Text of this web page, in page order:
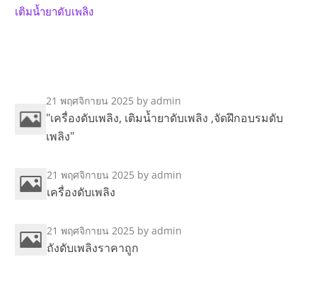
เติมน้ำยาดับเพลิง
21 พฤศจิกายน 2025 by admin
"เครื่องดับเพลิง, เติมน้ำยาดับเพลิง ,จัดฝึกอบรมดับ
เพลิง"
21 พฤศจิกายน 2025 by admin
เครื่องดับเพลิง
21 พฤศจิกายน 2025 by admin
ถังดับเพลิงราคาถูก